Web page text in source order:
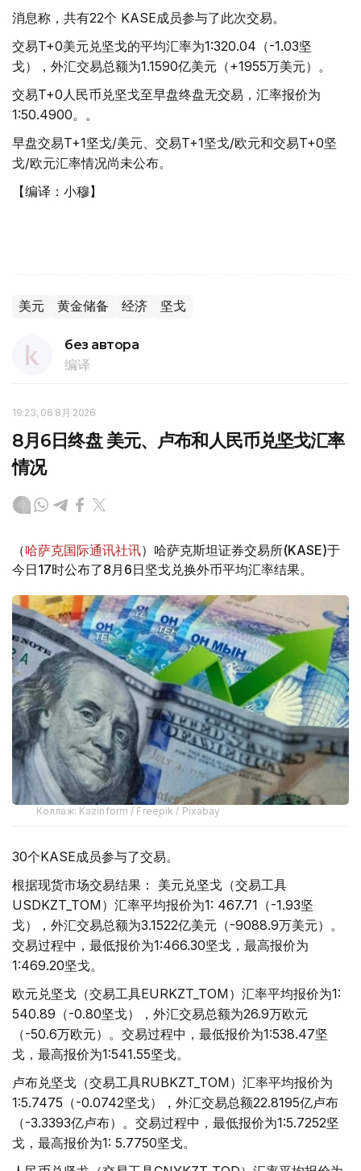
消息称，共有22个 KASE成员参与了此次交易。
交易T+0美元兑坚戈的平均汇率为1:320.04（-1.03坚
戈），外汇交易总额为1.1590亿美元（+1955万美元）。
交易T+0人民币兑坚戈至早盘终盘无交易，汇率报价为
1:50.4900。。
早盘交易T+1坚戈/美元、交易T+1坚戈/欧元和交易T+0坚
戈/欧元汇率情况尚未公布。
【编译：小穆】
美元 黄金储备 经济 坚戈
без автора
编译
19:23, 06 8月 2026
8月6日终盘 美元、卢布和人民币兑坚戈汇率
情况
（哈萨克国际通讯社讯）哈萨克斯坦证券交易所(KASE)于
今日17时公布了8月6日坚戈兑换外币平均汇率结果。
Коллаж: Kazinform / Freepik / Pixabay
30个KASE成员参与了交易。
根据现货市场交易结果： 美元兑坚戈（交易工具
USDKZT_TOM）汇率平均报价为1: 467.71（-1.93坚
戈），外汇交易总额为3.1522亿美元（-9088.9万美元）。
交易过程中，最低报价为1:466.30坚戈，最高报价为
1:469.20坚戈。
欧元兑坚戈（交易工具EURKZT_TOM）汇率平均报价为1:
540.89（-0.80坚戈），外汇交易总额为26.9万欧元
（-50.6万欧元）。交易过程中，最低报价为1:538.47坚
戈，最高报价为1:541.55坚戈。
卢布兑坚戈（交易工具RUBKZT_TOM）汇率平均报价为
1:5.7475（-0.0742坚戈），外汇交易总额22.8195亿卢布
（-3.3393亿卢布）。交易过程中，最低报价为1:5.7252坚
戈，最高报价为1: 5.7750坚戈。